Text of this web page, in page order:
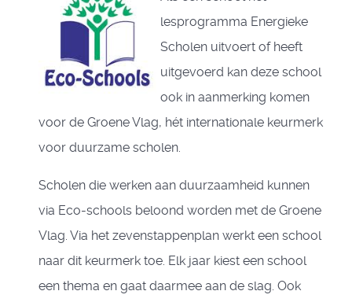
lesprogramma Energieke
Scholen uitvoert of heeft
uitgevoerd kan deze school
ook in aanmerking komen
voor de Groene Vlag, hét internationale keurmerk
voor duurzame scholen.
Scholen die werken aan duurzaamheid kunnen
via Eco-schools beloond worden met de Groene
Vlag. Via het zevenstappenplan werkt een school
naar dit keurmerk toe. Elk jaar kiest een school
een thema en gaat daarmee aan de slag. Ook